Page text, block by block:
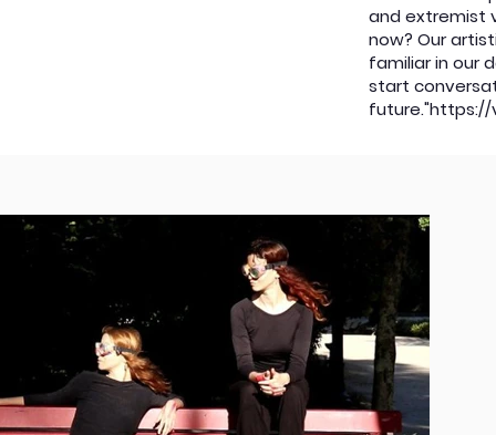
and extremist
now? Our
familiar in our
start
future."https://